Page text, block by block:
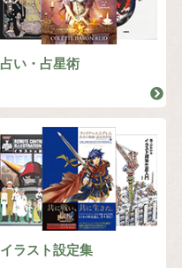
占い・占星術
イラスト設定集